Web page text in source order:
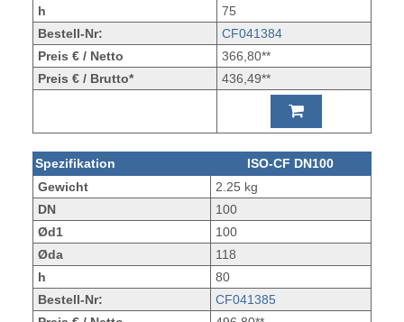
h
75
Bestell-Nr:
CF041384
Preis € / Netto
366,80**
Preis € / Brutto*
436,49**
Spezifikation
ISO-CF DN100
Gewicht
2.25 kg
DN
100
Ød1
100
Øda
118
h
80
Bestell-Nr:
CF041385